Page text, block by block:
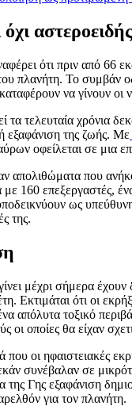
ότι πριν από 66
πλανήτη. Το συμβάν
να γίνουν οι
τα τελευταία χρόνια
εξαφάνιση της ζωής. Με
οφείλεται σε μια
απολιθώματα που
160 επεξεργαστές,
ως υπεύθυνη
της.
μέχρι σήμερα
Εκτιμάται ότι οι
απόλυτα τοξικό
οι οποίες θα είχαν
που οι ηφαιστειακές
συνέβαλαν σε
της Γης εξαφάνιση
για τον πλανήτη.